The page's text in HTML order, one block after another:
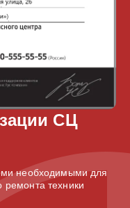
СЦ
необходимыми для
техники